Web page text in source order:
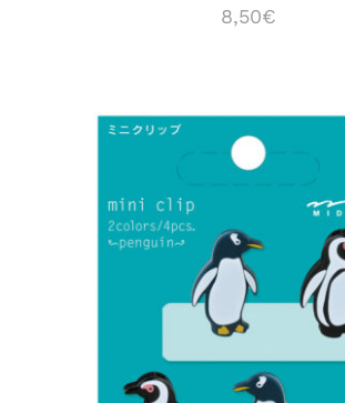
8,50€
ADD TO CART
/